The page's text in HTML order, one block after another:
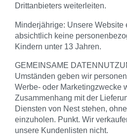
Drittanbieters weiterleiten.
Minderjährige: Unsere Website
absichtlich keine
Kindern unter 13 Jahren.
GEMEINSAME
Umständen geben wir
Werbe- oder Marketingzwecke
Zusammenhang mit der
Diensten von Nest stehen,
einzuholen. Punkt. Wir
unsere Kundenlisten nicht.